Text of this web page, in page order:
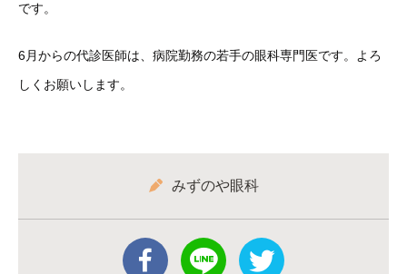
です。
6月からの代診医師は、病院勤務の若手の眼科専門医です。よろ
しくお願いします。
みずのや眼科